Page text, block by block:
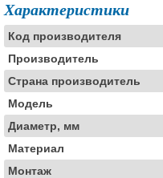
Характеристики
Код производителя
Производитель
Страна производитель
Модель
Диаметр, мм
Материал
Монтаж